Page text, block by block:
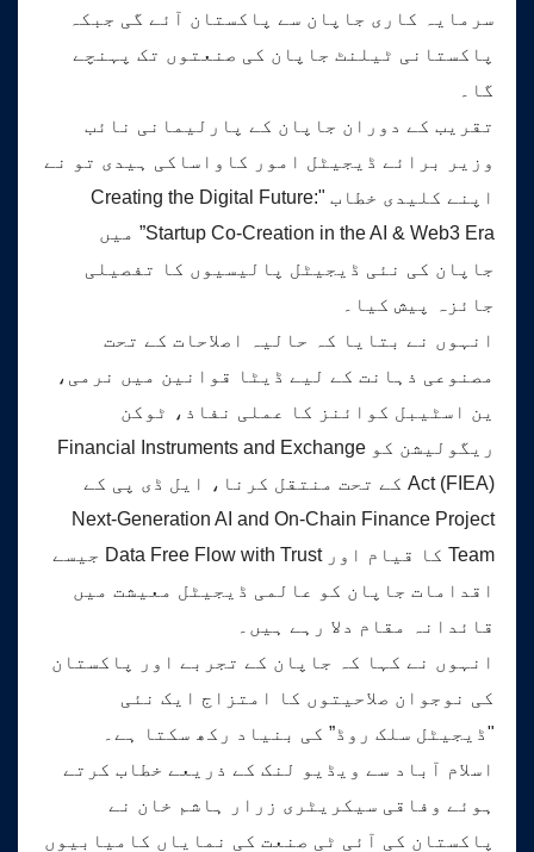
سرمایہ کاری جاپان سے پاکستان آئے گی جبکہ
پاکستانی ٹیلنٹ جاپان کی صنعتوں تک پہنچے
گا۔
تقریب کے دوران جاپان کے پارلیمانی نائب
وزیر برائے ڈیجیٹل امور کاواساکی ہیدی تو نے
اپنے کلیدی خطاب "Creating the Digital Future:
Startup Co-Creation in the AI & Web3 Era” میں
جاپان کی نئی ڈیجیٹل پالیسیوں کا تفصیلی
جائزہ پیش کیا۔
انہوں نے بتایا کہ حالیہ اصلاحات کے تحت
مصنوعی ذہانت کے لیے ڈیٹا قوانین میں نرمی،
ین اسٹیبل کوائنز کا عملی نفاذ، ٹوکن
ریگولیشن کو Financial Instruments and Exchange
Act (FIEA) کے تحت منتقل کرنا، ایل ڈی پی کے
Next-Generation AI and On-Chain Finance Project
Team کا قیام اور Data Free Flow with Trust جیسے
اقدامات جاپان کو عالمی ڈیجیٹل معیشت میں
قائدانہ مقام دلا رہے ہیں۔
انہوں نے کہا کہ جاپان کے تجربے اور پاکستان
کی نوجوان صلاحیتوں کا امتزاج ایک نئی
"ڈیجیٹل سلک روڈ” کی بنیاد رکھ سکتا ہے۔
اسلام آباد سے ویڈیو لنک کے ذریعے خطاب کرتے
ہوئے وفاقی سیکریٹری زرار ہاشم خان نے
پاکستان کی آئی ٹی صنعت کی نمایاں کامیابیوں